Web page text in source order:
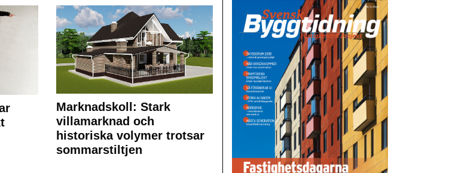
Marknadskoll: Stark
villamarknad och
historiska volymer trotsar
sommarstiltjen